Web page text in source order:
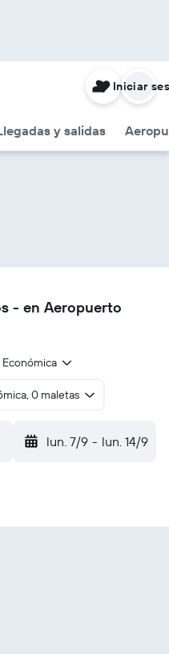
y salidas
Iniciar
- en Aeropuerto
Económica
0 maletas
lun. 7/9 - lun. 14/9